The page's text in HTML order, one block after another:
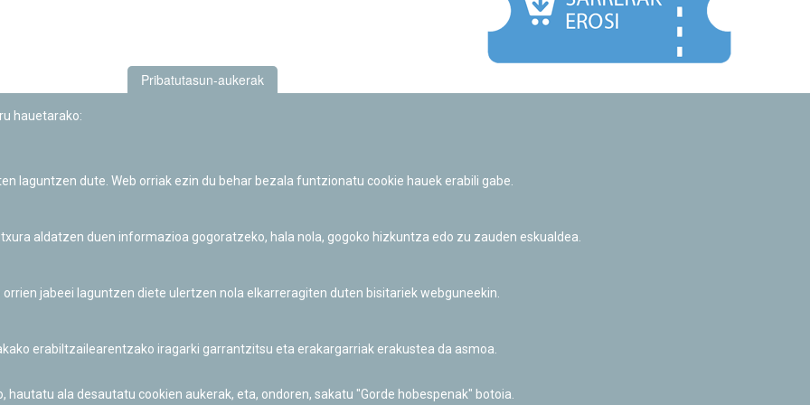
Informazio publikoa eskatzeko baimena
Pribatutasun-aukerak
hauetarako:
laguntzen dute. Web orriak ezin du behar bezala funtzionatu cookie hauek erabili gabe.
aldatzen duen informazioa gogoratzeko, hala nola, gogoko hizkuntza edo zu zauden eskualdea.
jabeei laguntzen diete ulertzen nola elkarreragiten duten bisitariek webguneekin.
erabiltzailearentzako iragarki garrantzitsu eta erakargarriak erakustea da asmoa.
ala desautatu cookien aukerak, eta, ondoren, sakatu "Gorde hobespenak" botoia.